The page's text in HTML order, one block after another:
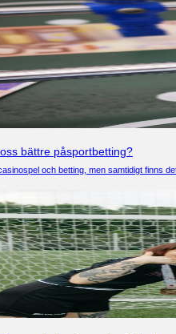
bättre påsportbetting?
och betting, men samtidigt finns